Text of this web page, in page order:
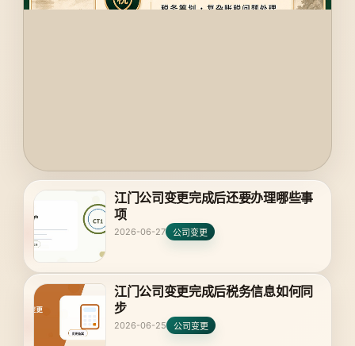
江门公司变更完成后还要办理哪些事
项
2026-06-27 公司变更
江门公司变更完成后税务信息如何同
步
2026-06-25 公司变更